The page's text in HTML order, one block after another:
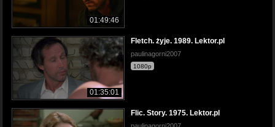
01:49:46
01:35:01
Fletch. żyje. 1989. Lektor.pl
paulinagorni2007
1080p
Flic. Story. 1975. Lektor.pl